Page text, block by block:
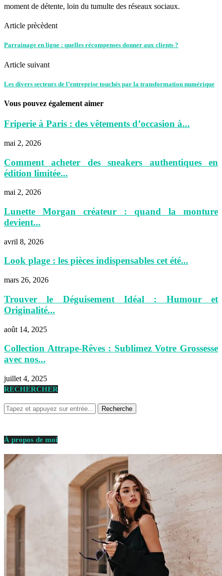
moment de détente, loin du tumulte des réseaux sociaux.
Article prècèdent
Parrainage en ligne : quelles récompenses donner aux clients ?
Article suivant
Les divers secteurs de l’entreprise touchés par la transformation numérique
Vous pouvez également aimer
Friperie à Paris : des vêtements d’occasion à...
mai 2, 2026
Comment acheter des sneakers authentiques en
édition limitée...
mai 2, 2026
Lunette Morgan créateur : quand la monture
devient...
avril 8, 2026
Look plage : les pièces indispensables cet été...
mars 26, 2026
Trouver le Déguisement Idéal : Humour et
Originalité...
août 14, 2025
Collection Attrape-Rêves : Sublimez Votre Grossesse
avec nos...
juillet 4, 2025
RECHERCHER
À propos de moi